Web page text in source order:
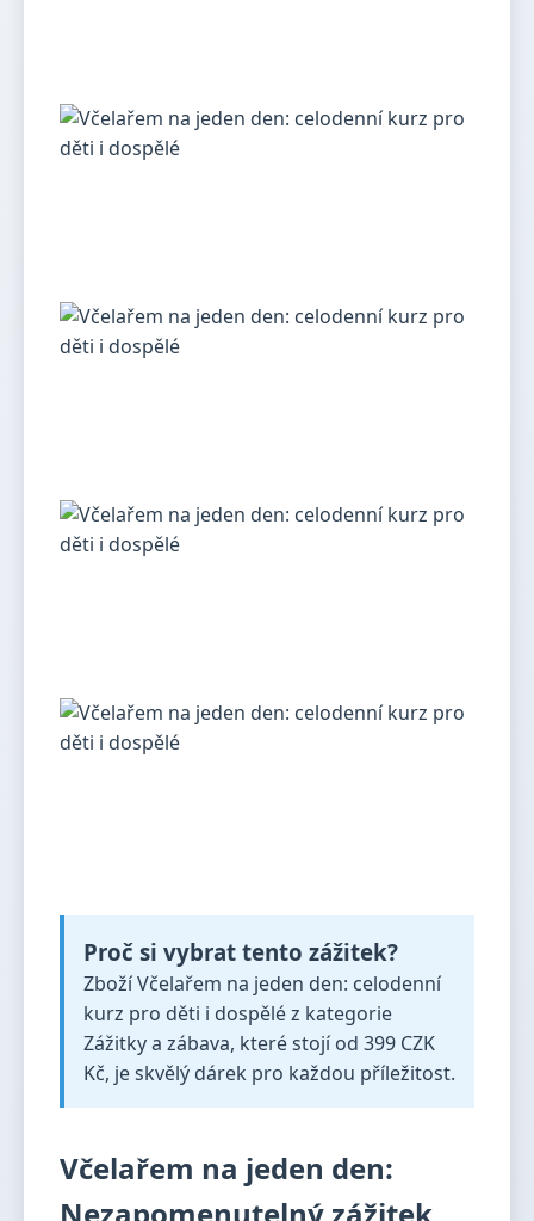
Proč si vybrat tento zážitek?
Zboží Včelařem na jeden den: celodenní
kurz pro děti i dospělé z kategorie
Zážitky a zábava, které stojí od 399 CZK
Kč, je skvělý dárek pro každou příležitost.
Včelařem na jeden den: